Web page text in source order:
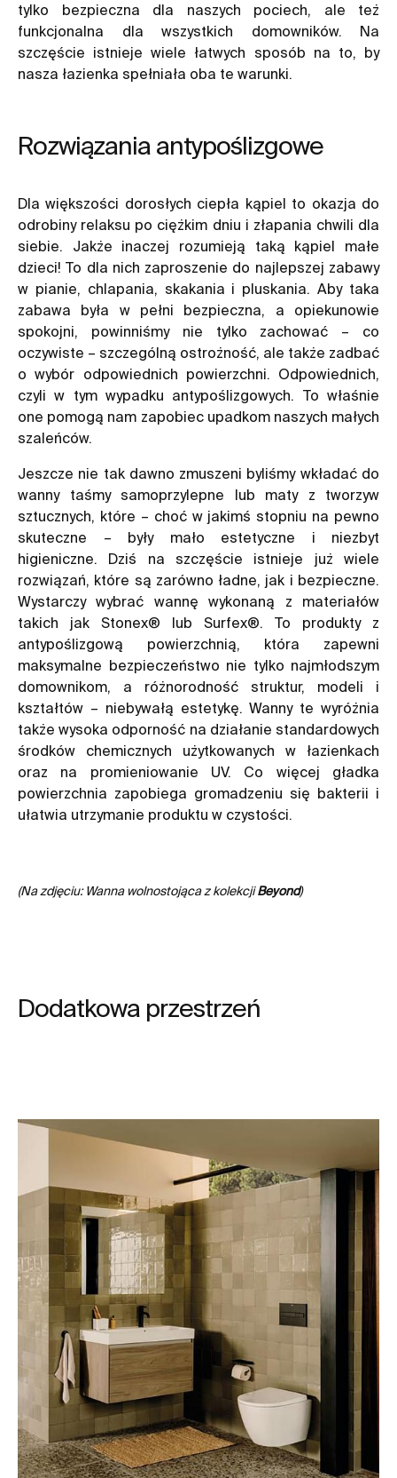
tylko bezpieczna dla naszych pociech, ale też
funkcjonalna dla wszystkich domowników. Na
szczęście istnieje wiele łatwych sposób na to, by
nasza łazienka spełniała oba te warunki.
Rozwiązania antypoślizgowe
Dla większości dorosłych ciepła kąpiel to okazja do
odrobiny relaksu po ciężkim dniu i złapania chwili dla
siebie. Jakże inaczej rozumieją taką kąpiel małe
dzieci! To dla nich zaproszenie do najlepszej zabawy
w pianie, chlapania, skakania i pluskania. Aby taka
zabawa była w pełni bezpieczna, a opiekunowie
spokojni, powinniśmy nie tylko zachować – co
oczywiste – szczególną ostrożność, ale także zadbać
o wybór odpowiednich powierzchni. Odpowiednich,
czyli w tym wypadku antypoślizgowych. To właśnie
one pomogą nam zapobiec upadkom naszych małych
szaleńców.
Jeszcze nie tak dawno zmuszeni byliśmy wkładać do
wannytaśmy samoprzylepne lub maty z tworzyw
sztucznych, które – choć w jakimś stopniu na pewno
skuteczne – były mało estetyczne i niezbyt
higieniczne. Dziś na szczęście istnieje już wiele
rozwiązań, które są zarówno ładne, jak i bezpieczne.
Wystarczy wybrać wannę wykonaną z materiałów
takich jak Stonex® lub Surfex®. To produkty z
antypoślizgową powierzchnią, która zapewni
maksymalne bezpieczeństwo nie tylko najmłodszym
domownikom, a różnorodność struktur, modeli i
kształtów – niebywałą estetykę.Wannyte wyróżnia
także wysoka odporność na działanie standardowych
środków chemicznych użytkowanych w łazienkach
oraz na promieniowanie UV. Co więcej gładka
powierzchnia zapobiega gromadzeniu się bakterii i
ułatwia utrzymanie produktu w czystości.
(Na zdjęciu: Wanna wolnostojąca z kolekcjiBeyond)
Dodatkowa przestrzeń